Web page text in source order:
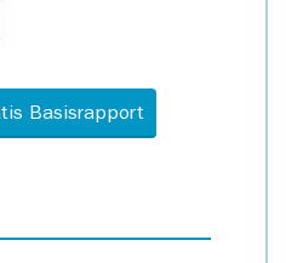
Basisrapport